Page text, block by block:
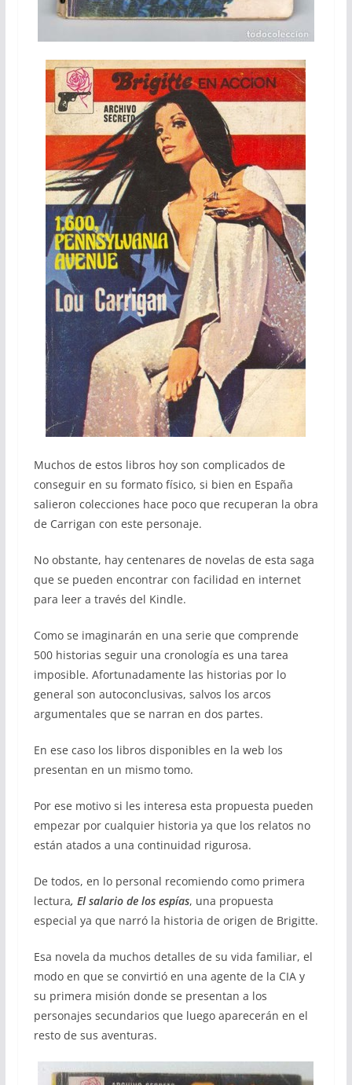
Muchos de estos libros hoy son complicados de
conseguir en su formato físico, si bien en España
salieron colecciones hace poco que recuperan la obra
de Carrigan con este personaje.
No obstante, hay centenares de novelas de esta saga
que se pueden encontrar con facilidad en internet
para leer a través del Kindle.
Como se imaginarán en una serie que comprende
500 historias seguir una cronología es una tarea
imposible. Afortunadamente las historias por lo
general son autoconclusivas, salvos los arcos
argumentales que se narran en dos partes.
En ese caso los libros disponibles en la web los
presentan en un mismo tomo.
Por ese motivo si les interesa esta propuesta pueden
empezar por cualquier historia ya que los relatos no
están atados a una continuidad rigurosa.
De todos, en lo personal recomiendo como primera
lectura, El salario de los espías, una propuesta
especial ya que narró la historia de origen de Brigitte.
Esa novela da muchos detalles de su vida familiar, el
modo en que se convirtió en una agente de la CIA y
su primera misión donde se presentan a los
personajes secundarios que luego aparecerán en el
resto de sus aventuras.